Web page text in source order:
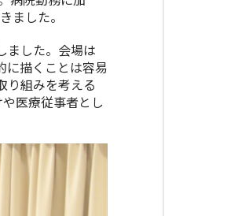
ました。
ました。会場は
に描くことは容易
り組みを考える
医療従事者とし